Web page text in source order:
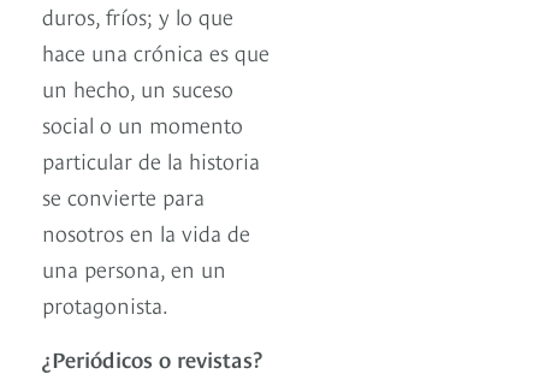
duros, fríos; y lo que
hace una crónica es que
un hecho, un suceso
social o un momento
particular de la historia
se convierte para
nosotros en la vida de
una persona, en un
protagonista.
¿Periódicos o revistas?